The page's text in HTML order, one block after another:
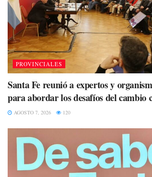
PROVINCIALES
Santa Fe reunió a expertos y
para abordar los desafíos del cambio
AGOSTO 7, 2026 120